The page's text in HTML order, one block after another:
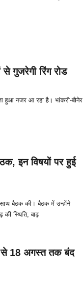
गुजरेगी रिंग रोड
हुआ नजर आ रहा है। भांकरी-बौनेर
इन विषयों पर हुई
बैठक की। बैठक में उन्होंने
की स्थिति, बाढ़
से 18 अगस्त तक बंद